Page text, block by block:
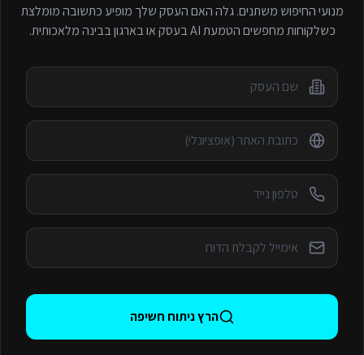
מנועי החיפוש משתנים. גלה האם העסק שלך מופיע כתשובה מומלצת
כשלקוחות מחפשיםהטמעת AI בעסק או בארגון בבינה מלאכותית.
הרץ ניתוח חשיפה